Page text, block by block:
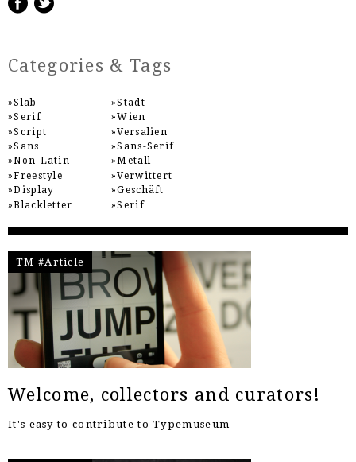
Categories & Tags
Slab
Serif
Script
Sans
Non-Latin
Freestyle
Display
Blackletter
Stadt
Wien
Versalien
Sans-Serif
Metall
Verwittert
Geschäft
Serif
TM #Article
Welcome, collectors and curators!
It's easy to contribute to Typemuseum